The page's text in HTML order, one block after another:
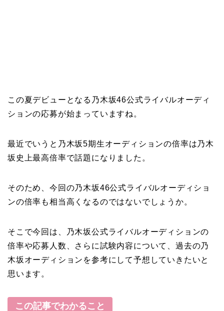
この夏デビューとなる乃木坂46公式ライバルオーディ
ションの応募が始まっていますね。
最近でいうと乃木坂5期生オーディションの倍率は乃木
坂史上最高倍率で話題になりました。
そのため、今回の乃木坂46公式ライバルオーディショ
ンの倍率も相当高くなるのではないでしょうか。
そこで今回は、乃木坂公式ライバルオーディションの
倍率や応募人数、さらに試験内容について、過去の乃
木坂オーディションを参考にして予想していきたいと
思います。
この記事でわかること